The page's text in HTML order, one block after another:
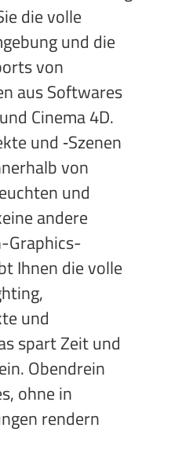
die volle
und die
von
aus Softwares
Cinema 4D.
und ‑Szenen
von
und
andere
Graphics-
Ihnen die volle
und
spart Zeit und
Obendrein
ohne in
rendern